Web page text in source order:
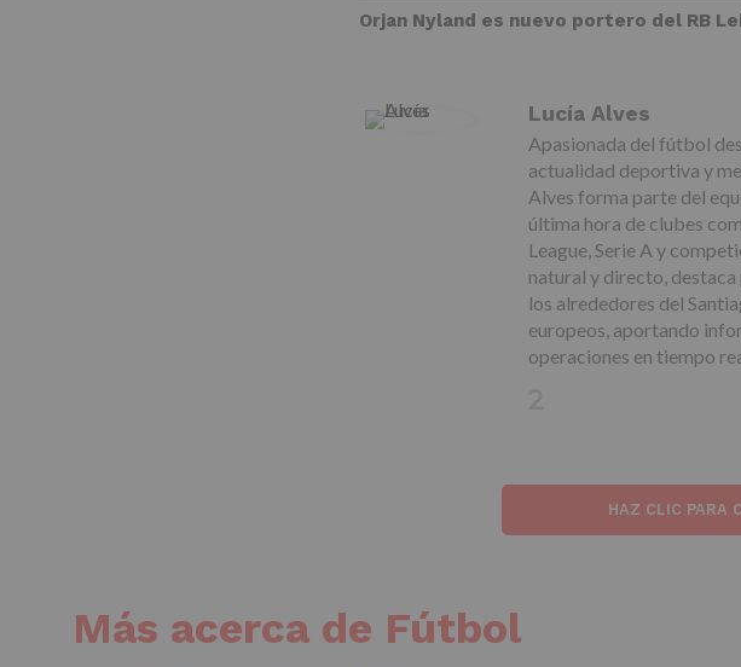
Orjan Nyland es nuevo portero del RB
Lucía Alves
Apasionada del fútbol
actualidad deportiva y
Alves forma parte del
última hora de clubes
League, Serie A y
natural y directo, destaca
los alrededores del
europeos, aportando
operaciones en tiempo
HAZ CLIC PARA
Más acerca de Fútbol